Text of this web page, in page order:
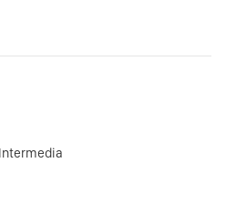
Intermedia